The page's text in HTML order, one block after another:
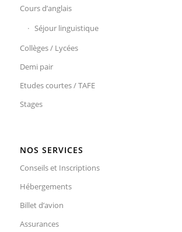
Cours d’anglais
Séjour linguistique
Collèges / Lycées
Demi pair
Etudes courtes / TAFE
Stages
NOS SERVICES
Conseils et Inscriptions
Hébergements
Billet d’avion
Assurances